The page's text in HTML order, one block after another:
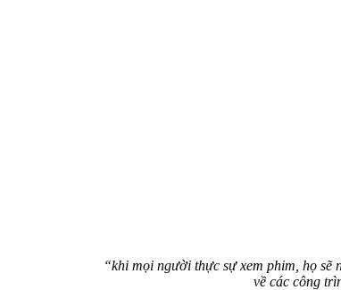
“khi mọi người thực sự xem phim, họ sẽ
về các công